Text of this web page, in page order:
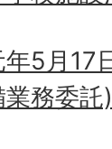
5月17
務委託)